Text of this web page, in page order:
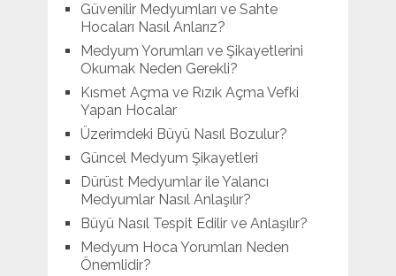
Güvenilir Medyumları ve Sahte
Hocaları Nasıl Anlarız?
Medyum Yorumları ve Şikayetlerini
Okumak Neden Gerekli?
Kısmet Açma ve Rızık Açma Vefki
Yapan Hocalar
Üzerimdeki Büyü Nasıl Bozulur?
Güncel Medyum Şikayetleri
Dürüst Medyumlar ile Yalancı
Medyumlar Nasıl Anlaşılır?
Büyü Nasıl Tespit Edilir ve Anlaşılır?
Medyum Hoca Yorumları Neden
Önemlidir?